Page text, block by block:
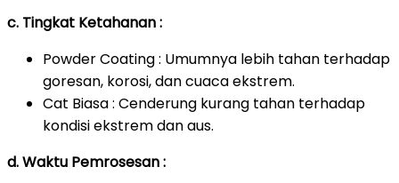
c. Tingkat Ketahanan :
Powder Coating : Umumnya lebih tahan terhadap
goresan, korosi, dan cuaca ekstrem.
Cat Biasa : Cenderung kurang tahan terhadap
kondisi ekstrem dan aus.
d. Waktu Pemrosesan :